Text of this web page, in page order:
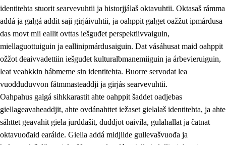
1.6 Demokratiija ja mielváikkuheapmi
identitehta stuorit searvevuhtii ja historjjálaš oktavuhtii. Oktasaš rámma
addá ja galgá addit saji girjáivuhtii, ja oahppit galget oažžut ipmárdusa
das movt mii eallit ovttas iešguđet perspektiivvaiguin,
miellaguottuiguin ja eallinipmárdusaiguin. Dat vásáhusat maid oahppit
ožžot deaivvadettiin iešguđet kulturalbmanemiiguin ja árbevieruiguin,
leat veahkkin hábmeme sin identitehta. Buorre servodat lea
vuođđuduvvon fátmmasteaddji ja girjás searvevuhtii.
Oahpahus galgá sihkkarastit ahte oahppit šaddet oadjebas
giellageavaheaddjit, ahte ovdánahttet iežaset gielalaš identitehta, ja ahte
sáhttet geavahit giela jurddašit, duddjot oaivila, gulahallat ja čatnat
oktavuođaid earáide. Giella addá midjiide gullevašvuođa ja